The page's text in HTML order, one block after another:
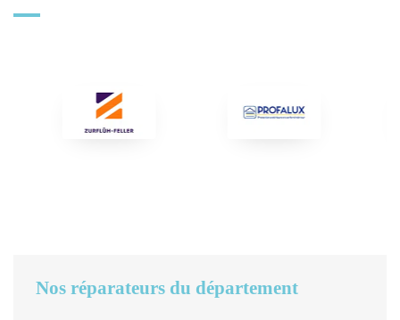
Nos réparateurs du département